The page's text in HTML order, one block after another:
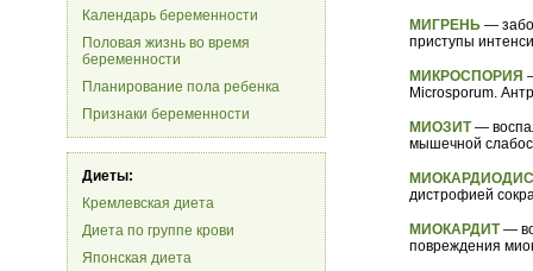
Календарь беременности
Половая жизнь во время
беременности
Планирование пола ребенка
Признаки беременности
Диеты:
Кремлевская диета
Диета по группе крови
Японская диета
МИГРЕНЬ —
приступы
МИКРОСПОРИЯ
Microsporum.
МИОЗИТ—
мышечной
дистрофией
МИОКАРДИТ—
повреждения